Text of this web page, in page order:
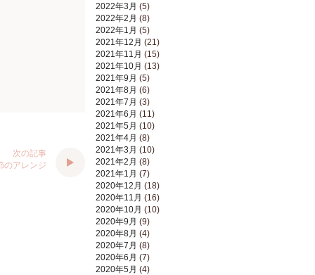
2022年3月 (5)
2022年2月 (8)
2022年1月 (5)
2021年12月 (21)
2021年11月 (15)
2021年10月 (13)
2021年9月 (5)
2021年8月 (6)
2021年7月 (3)
2021年6月 (11)
2021年5月 (10)
2021年4月 (8)
2021年3月 (10)
2021年2月 (8)
2021年1月 (7)
2020年12月 (18)
2020年11月 (16)
2020年10月 (10)
2020年9月 (9)
2020年8月 (4)
2020年7月 (8)
2020年6月 (7)
2020年5月 (4)
次の記事
のアレンジ